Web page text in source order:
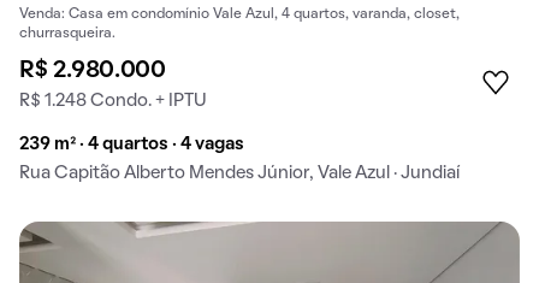
Venda: Casa em condomínio Vale Azul, 4 quartos, varanda, closet,
churrasqueira.
R$ 2.980.000
R$ 1.248 Condo. + IPTU
239 m² · 4 quartos · 4 vagas
Rua Capitão Alberto Mendes Júnior, Vale Azul · Jundiaí